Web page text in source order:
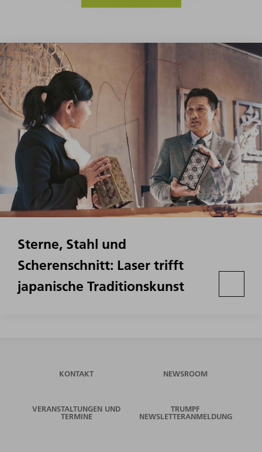
Sterne, Stahl und
Scherenschnitt: Laser trifft
japanische Traditionskunst
KONTAKT NEWSROOM
VERANSTALTUNGEN UND
TERMINE
TRUMPF
NEWSLETTERANMELDUNG